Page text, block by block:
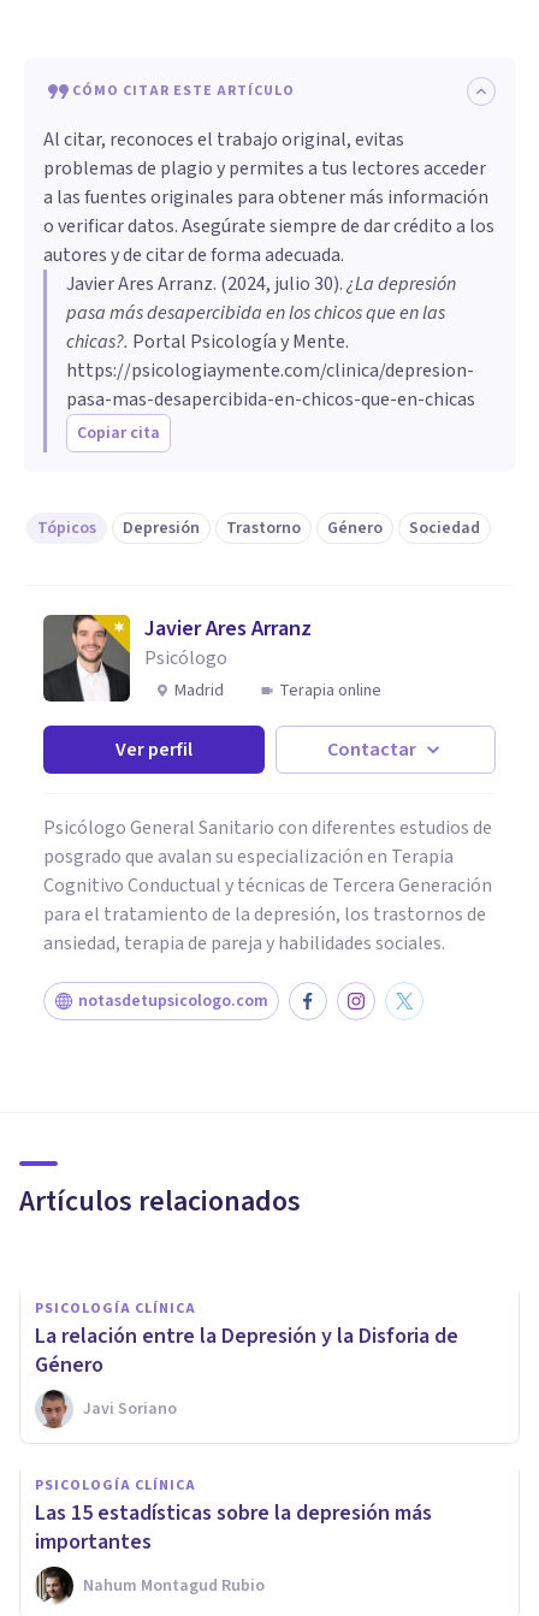
CÓMO CITAR ESTE ARTÍCULO
Al citar, reconoces el trabajo original, evitas
problemas de plagio y permites a tus lectores acceder
a las fuentes originales para obtener más información
o verificar datos. Asegúrate siempre de dar crédito a los
autores y de citar de forma adecuada.
Javier Ares Arranz. (2024, julio 30).¿La depresión
pasa más desapercibida en los chicos que en las
chicas?. Portal Psicología y Mente.
https://psicologiaymente.com/clinica/depresion-
pasa-mas-desapercibida-en-chicos-que-en-chicas
Copiar cita
Tópicos Depresión Trastorno Género Sociedad
Javier Ares Arranz
Psicólogo
Madrid Terapia online
Ver perfil Contactar
Psicólogo General Sanitario con diferentes estudios de
posgrado que avalan su especialización en Terapia
Cognitivo Conductual y técnicas de Tercera Generación
para el tratamiento de la depresión, los trastornos de
ansiedad, terapia de pareja y habilidades sociales.
notasdetupsicologo.com
Artículos relacionados
¿Se puede morir de depresión?
PSICOLOGÍA CLÍNICA
La relación entre la Depresión y la Disforia de
Género
Javi Soriano
PSICOLOGÍA CLÍNICA
Las 15 estadísticas sobre la depresión más
importantes
Nahum Montagud Rubio
PSICOLOGÍA CLÍNICA
¿Por qué nos deprimidos?
Cribecca